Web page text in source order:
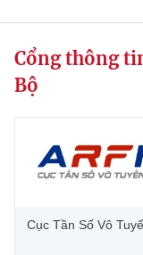
MINISTRY
Điều khoản sử dụng
Cơ quan chủ quản:
Chịu trách nhiệm nội
Giám đốc Trung tâm
Địa chỉ: Ban Biên tập
Cổng thông
Bộ
Cục Tần Số Vô